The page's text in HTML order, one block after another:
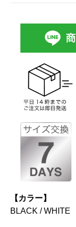
【カラー】
BLACK / WHITE